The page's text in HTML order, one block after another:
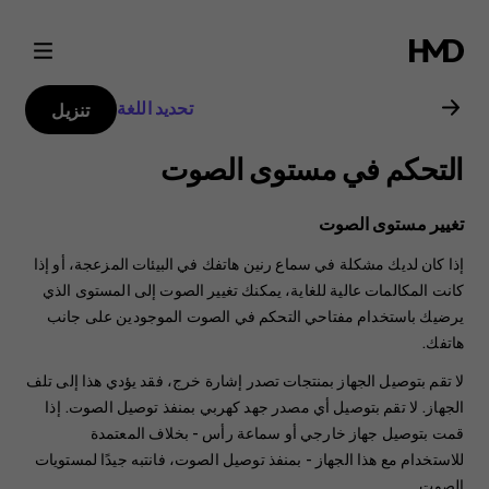
دليل
مستخدم
هاتف
Nokia
8.1
تحديد اللغة تنزيل
التحكم في مستوى الصوت
تغيير مستوى الصوت
إذا كان لديك مشكلة في سماع رنين هاتفك في البيئات المزعجة، أو إذا
كانت المكالمات عالية للغاية، يمكنك تغيير الصوت إلى المستوى الذي
يرضيك باستخدام مفتاحي التحكم في الصوت الموجودين على جانب
هاتفك.
لا تقم بتوصيل الجهاز بمنتجات تصدر إشارة خرج، فقد يؤدي هذا إلى تلف
الجهاز. لا تقم بتوصيل أي مصدر جهد كهربي بمنفذ توصيل الصوت. إذا
قمت بتوصيل جهاز خارجي أو سماعة رأس - بخلاف المعتمدة
للاستخدام مع هذا الجهاز - بمنفذ توصيل الصوت، فانتبه جيدًا لمستويات